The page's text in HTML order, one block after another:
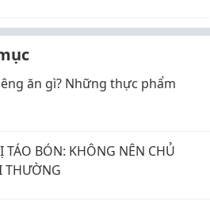
ăn gì? Những thực phẩm
TÁO BÓN: KHÔNG NÊN CHỦ
THƯỜNG